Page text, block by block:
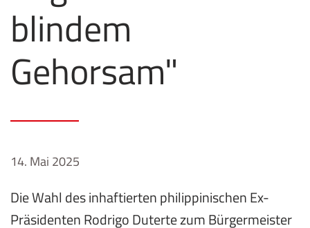
blindem
Gehorsam"
14. Mai 2025
Die Wahl des inhaftierten philippinischen Ex-
Präsidenten Rodrigo Duterte zum Bürgermeister